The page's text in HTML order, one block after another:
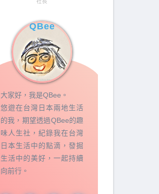
QBee
大家好，我是QBee。
悠遊在台灣日本兩地生活
的我，期望透過QBee的趣
味人生社，紀錄我在台灣
日本生活中的點滴，發掘
生活中的美好，一起持續
向前行。